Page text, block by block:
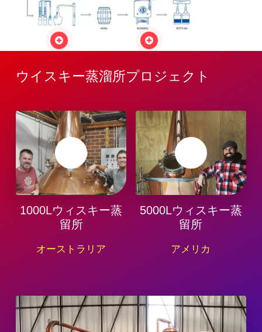
ウイスキー蒸溜所プロジェクト
1000Lウィスキー蒸
留所
オーストラリア
5000Lウィスキー蒸
留所
アメリカ